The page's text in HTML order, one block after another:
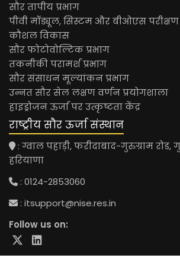
सौर तापीय प्रभाग
पीवी मॉड्यूल, सिस्टम और बीओएस परीक्षण
कौशल विकास
सौर फोटोवोल्टिक प्रभाग
तकनीकी परामर्श प्रभाग
सौर संसाधन मूल्यांकन प्रभाग
उन्नत सौर सेल लक्षण वर्णन प्रयोगशाला
हाइड्रोजन ऊर्जा पर उत्कृष्टता केंद्र
राष्ट्रीय सौर ऊर्जा संस्थान
: ग्वाल पहाड़ी, फरीदाबाद-गुरुग्राम रोड,
हरियाणा
: 0124-2853060
: itsupport@nise.res.in
Follow us on: